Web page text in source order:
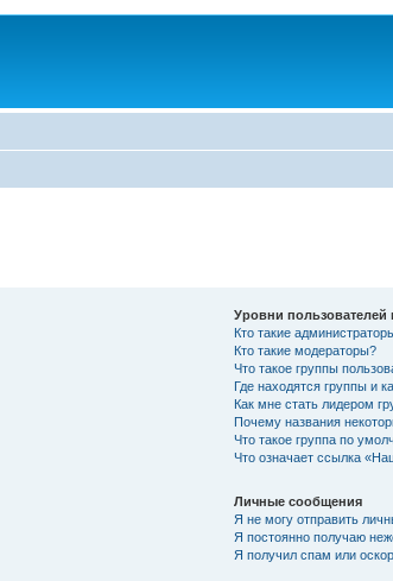
Уровни пользователей
Кто такие
Кто такие модераторы?
Что такое группы
Где находятся группы и
Как мне стать лидером
Почему названия
Что такое группа по
Что означает ссылка
Личные сообщения
Я не могу отправить
Я постоянно получаю
Я получил спам или